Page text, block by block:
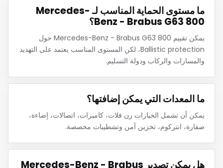
ما مستوى الحماية المناسب لـ Mercedes-
Benz - Brabus G63 800؟
يمكن تقييم Mercedes-Benz - Brabus G63 800 حول
Ballistic protection، لكن المستوى المناسب يعتمد على التهديد
والمسارات والركاب ودولة التسليم.
ما المعدات التي يمكن إضافتها؟
يمكن أن تشمل الخيارات رن فلات، كاميرات، اتصالات، إضاءة،
صفارة، انتركوم، تخزين آمن وتشطيبات مخصصة.
هل يمكن تصدير Mercedes-Benz - Brabus